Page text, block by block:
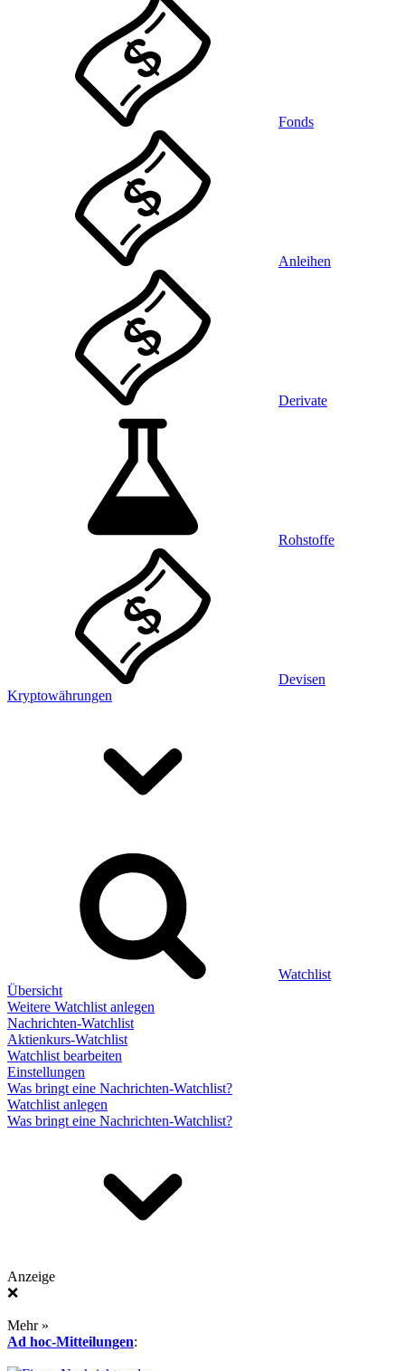
Fonds
Anleihen
Derivate
Rohstoffe
Devisen
Kryptowährungen
Watchlist
Übersicht
Weitere Watchlist anlegen
Nachrichten-Watchlist
Aktienkurs-Watchlist
Watchlist bearbeiten
Einstellungen
Was bringt eine Nachrichten-Watchlist?
Watchlist anlegen
Was bringt eine Nachrichten-Watchlist?
Anzeige
❌
Mehr »
Ad hoc-Mitteilungen: